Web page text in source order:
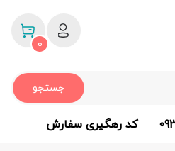
جستجو
0
کد رهگیری سفارش